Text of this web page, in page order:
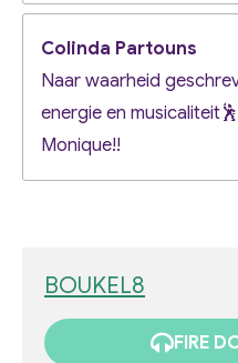
Colinda Partouns
Naar waarheid
energie en
Monique!!
BOUKEL8
FIRE